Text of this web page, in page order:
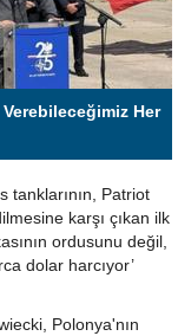
Her
tanklarının, Patriot
karşı çıkan ilk
ordusunu değil,
dolar harcıyor’
Polonya'nın